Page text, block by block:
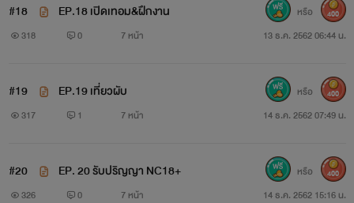
#18 EP.18 เปิดเทอม&ฝึกงาน
318 0 7 หน้า 13 ธ.ค. 2562 06:44 น.
หรือ 400
#19 EP.19 เที่ยวผับ
317 1 7 หน้า 14 ธ.ค. 2562 07:49 น.
หรือ 400
#20 EP. 20 รับปริญญา NC18+
326 0 7 หน้า 14 ธ.ค. 2562 15:16 น.
หรือ 400